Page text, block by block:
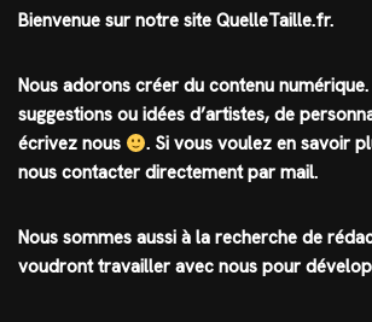
Bienvenue sur notre site QuelleTaille.fr.
Nous adorons créer du contenu
suggestions ou idées d’artistes, de
écrivez nous
. Si vous voulez en savoir
nous contacter directement par mail.
Nous sommes aussi à la recherche de
voudront travailler avec nous pour